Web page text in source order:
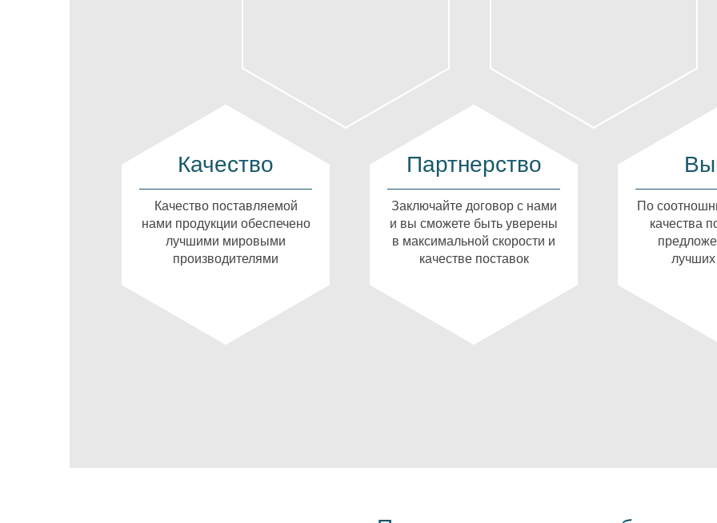
Качество
Качество поставляемой
нами продукции обеспечено
лучшими мировыми
производителями
Партнерство
Заключайте договор с нами
и вы сможете быть уверены
в максимальной скорости и
качестве поставок
По
качества